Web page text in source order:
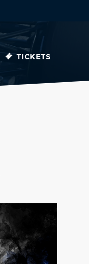
TICKETS